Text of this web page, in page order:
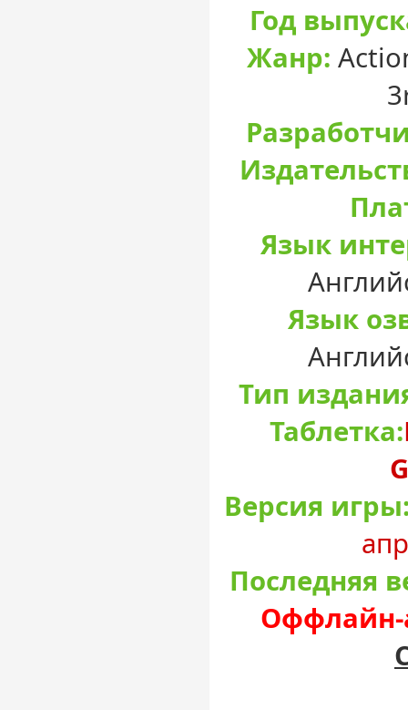
Год
Жанр:
Язык
Язык
Тип
Таблетка:
Версия
Последняя
Оффлайн-